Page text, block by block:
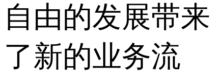
自由的发展带来
了新的业务流